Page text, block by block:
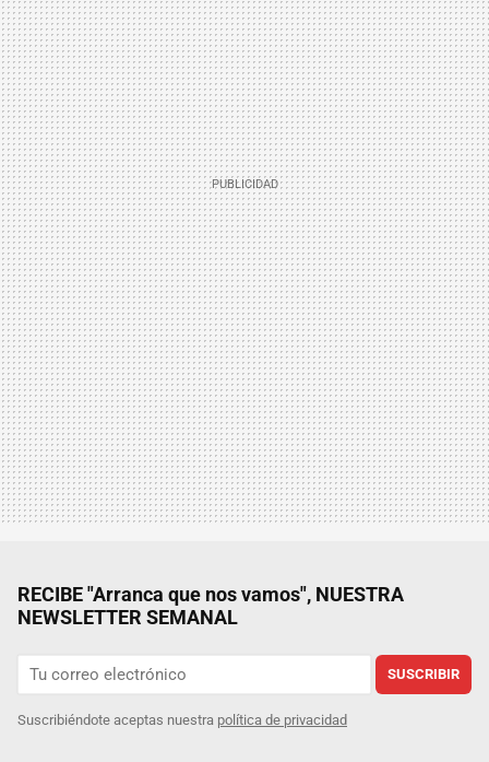
RECIBE "Arranca que nos vamos", NUESTRA
NEWSLETTER SEMANAL
SUSCRIBIR
Suscribiéndote aceptas nuestra política de privacidad